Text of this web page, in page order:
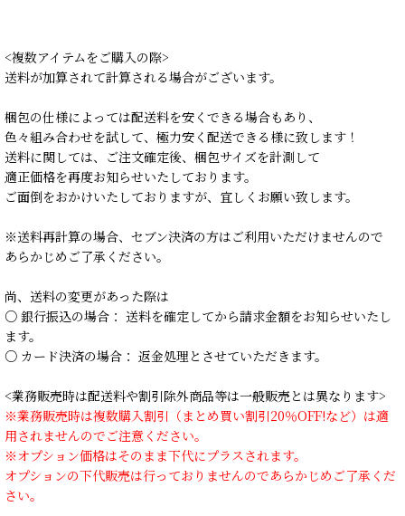
<複数アイテムをご購入の際>
送料が加算されて計算される場合がございます。
梱包の仕様によっては配送料を安くできる場合もあり、
色々組み合わせを試して、極力安く配送できる様に致します！
送料に関しては、ご注文確定後、梱包サイズを計測して
適正価格を再度お知らせいたしております。
ご面倒をおかけいたしておりますが、宜しくお願い致します。
※送料再計算の場合、セブン決済の方はご利用いただけませんので
あらかじめご了承ください。
尚、送料の変更があった際は
○ 銀行振込の場合： 送料を確定してから請求金額をお知らせいたし
ます。
○ カード決済の場合： 返金処理とさせていただきます。
<業務販売時は配送料や割引除外商品等は一般販売とは異なります>
※業務販売時は複数購入割引（まとめ買い割引20％OFF!など）は適
用されませんのでご注意ください。
※オプション価格はそのまま下代にプラスされます。
オプションの下代販売は行っておりませんのであらかじめご了承くだ
さい。